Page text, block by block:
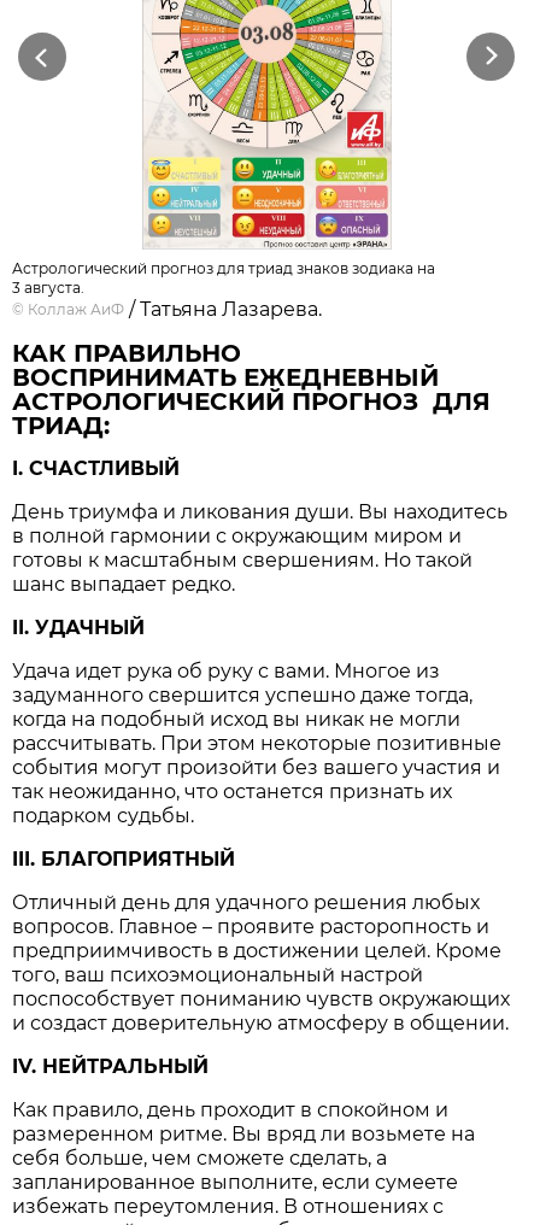
Previous Next
Астрологический прогноз для триад знаков зодиака на
3 августа.
© Коллаж АиФ / Татьяна Лазарева.
КАК ПРАВИЛЬНО
ВОСПРИНИМАТЬ ЕЖЕДНЕВНЫЙ
АСТРОЛОГИЧЕСКИЙ ПРОГНОЗ ДЛЯ
ТРИАД:
I. СЧАСТЛИВЫЙ
День триумфа и ликования души. Вы находитесь
в полной гармонии с окружающим миром и
готовы к масштабным свершениям. Но такой
шанс выпадает редко.
II. УДАЧНЫЙ
Удача идет рука об руку с вами. Многое из
задуманного свершится успешно даже тогда,
когда на подобный исход вы никак не могли
рассчитывать. При этом некоторые позитивные
события могут произойти без вашего участия и
так неожиданно, что останется признать их
подарком судьбы.
III. БЛАГОПРИЯТНЫЙ
Отличный день для удачного решения любых
вопросов. Главное – проявите расторопность и
предприимчивость в достижении целей. Кроме
того, ваш психоэмоциональный настрой
поспособствует пониманию чувств окружающих
и создаст доверительную атмосферу в общении.
IV. НЕЙТРАЛЬНЫЙ
Как правило, день проходит в спокойном и
размеренном ритме. Вы вряд ли возьмете на
себя больше, чем сможете сделать, а
запланированное выполните, если сумеете
избежать переутомления. В отношениях с